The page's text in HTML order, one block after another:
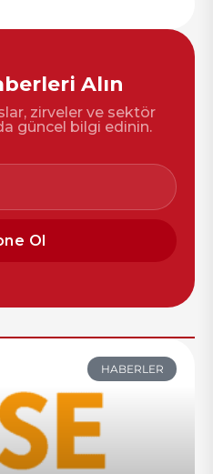
Alın
zirveler ve sektör
güncel bilgi edinin.
Ol
HABERLER